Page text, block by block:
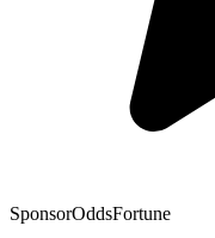
SponsorOddsFortune